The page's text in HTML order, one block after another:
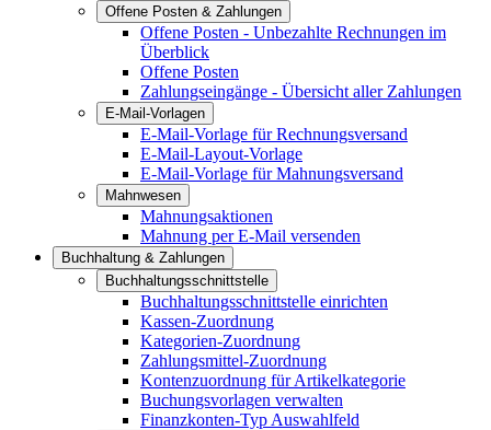
Offene Posten & Zahlungen
Offene Posten - Unbezahlte Rechnungen im
Überblick
Offene Posten
Zahlungseingänge - Übersicht aller Zahlungen
E-Mail-Vorlagen
E-Mail-Vorlage für Rechnungsversand
E-Mail-Layout-Vorlage
E-Mail-Vorlage für Mahnungsversand
Mahnwesen
Mahnungsaktionen
Mahnung per E-Mail versenden
Buchhaltung & Zahlungen
Buchhaltungsschnittstelle
Buchhaltungsschnittstelle einrichten
Kassen-Zuordnung
Kategorien-Zuordnung
Zahlungsmittel-Zuordnung
Kontenzuordnung für Artikelkategorie
Buchungsvorlagen verwalten
Finanzkonten-Typ Auswahlfeld